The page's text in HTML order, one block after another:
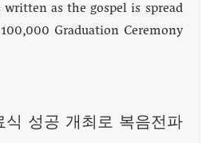
9-8-2026
الأول 2026
as the gospel is spread
Graduation Ceremony
식 성공 개최로 복음전파